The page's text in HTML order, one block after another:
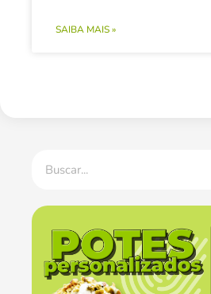
SAIBA MAIS »